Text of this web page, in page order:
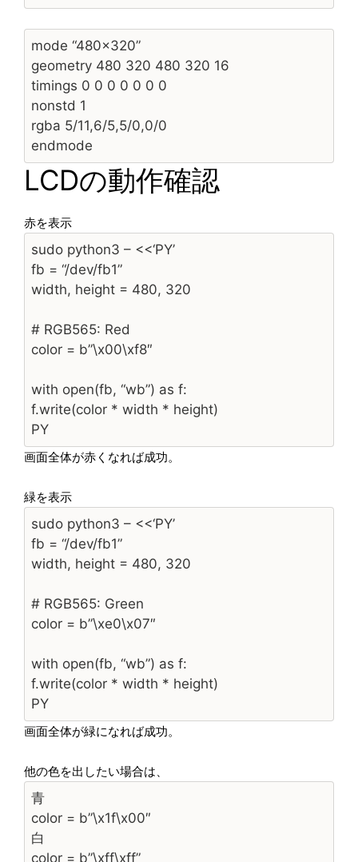
mode “480×320”
geometry 480 320 480 320 16
timings 0 0 0 0 0 0 0
nonstd 1
rgba 5/11,6/5,5/0,0/0
endmode
LCDの動作確認
赤を表示
sudo python3 – <<‘PY’
fb = “/dev/fb1”
width, height = 480, 320
# RGB565: Red
color = b”\x00\xf8″
with open(fb, “wb”) as f:
f.write(color * width * height)
PY
画面全体が赤くなれば成功。
緑を表示
sudo python3 – <<‘PY’
fb = “/dev/fb1”
width, height = 480, 320
# RGB565: Green
color = b”\xe0\x07″
with open(fb, “wb”) as f:
f.write(color * width * height)
PY
画面全体が緑になれば成功。
他の色を出したい場合は、
青
color = b”\x1f\x00″
白
color = b”\xff\xff”